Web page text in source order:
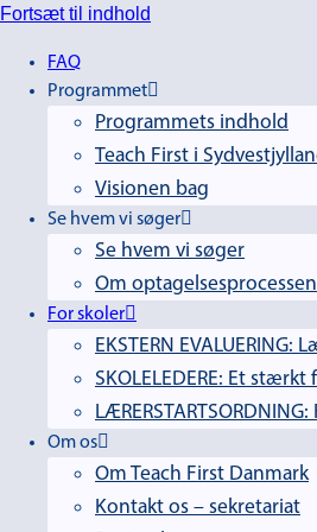
Fortsæt til indhold
FAQ
Programmet
Programmets indhold
Teach First i
Visionen bag
Se hvem vi søger
Se hvem vi søger
Om optagelsesprocessen
For skoler
EKSTERN
SKOLELEDERE: Et
Om os
Om Teach First Danmark
Kontakt os – sekretariat